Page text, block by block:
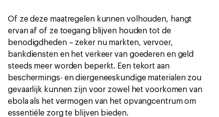
Of ze deze maatregelen kunnen volhouden, hangt
ervan af of ze toegang blijven houden tot de
benodigdheden – zeker nu markten, vervoer,
bankdiensten en het verkeer van goederen en geld
steeds meer worden beperkt. Een tekort aan
beschermings- en diergeneeskundige materialen zou
gevaarlijk kunnen zijn voor zowel het voorkomen van
ebola als het vermogen van het opvangcentrum om
essentiële zorg te blijven bieden.